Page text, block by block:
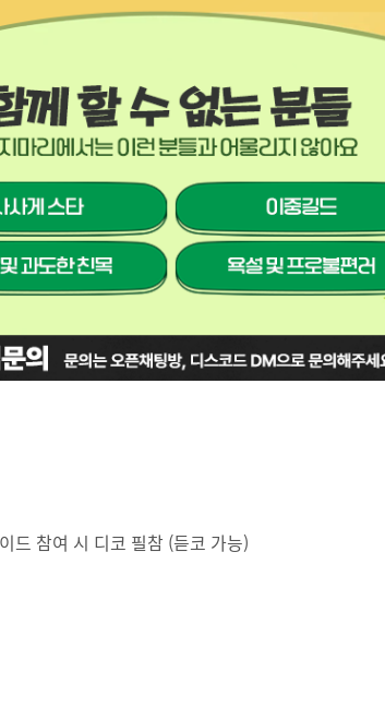
드 참여 시 디코 필참 (듣코 가능)